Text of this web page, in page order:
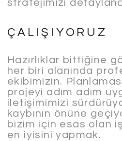
stratejimizi
ÇALIŞIYORUZ
Hazırlıklar bittiğine
her biri alanında
ekibimizin.
projeyi adım adım
iletişimimizi
kaybının önüne
bizim için esas olan
en iyisini yapmak.